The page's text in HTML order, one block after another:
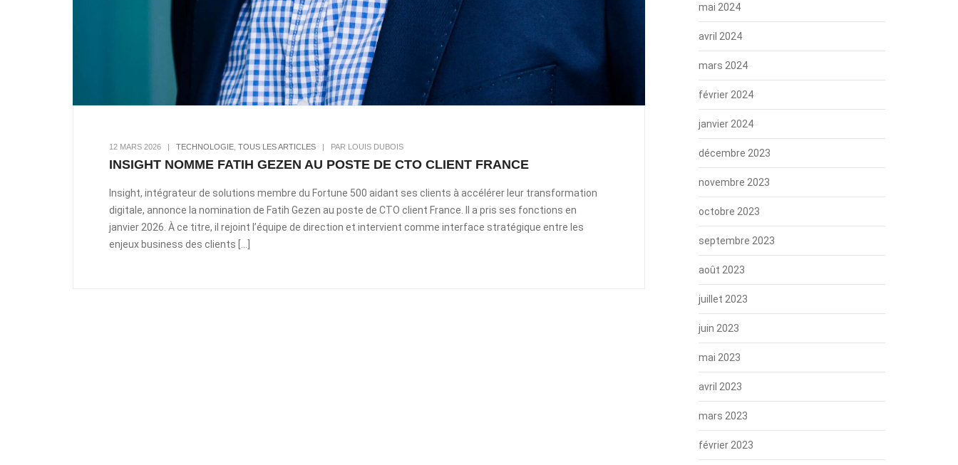
12 MARS 2026 | TECHNOLOGIE TOUS LES ARTICLES | PAR LOUIS DUBOIS
INSIGHT NOMME FATIH GEZEN AU POSTE DE CTO CLIENT FRANCE
Insight, intégrateur de solutions membre du Fortune 500 aidant ses clients à accélérer leur transformation
digitale, annonce la nomination de Fatih Gezen au poste de CTO client France. Il a pris ses fonctions en
janvier 2026. À ce titre, il rejoint l’équipe de direction et intervient comme interface stratégique entre les
enjeux business des clients […]
mai 2024
avril 2024
mars 2024
février 2024
janvier 2024
décembre 2023
novembre 2023
octobre 2023
septembre 2023
août 2023
juillet 2023
juin 2023
mai 2023
avril 2023
mars 2023
février 2023